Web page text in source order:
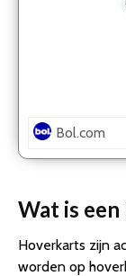
Bol.com
Wat is
Hoverkarts zijn
worden op